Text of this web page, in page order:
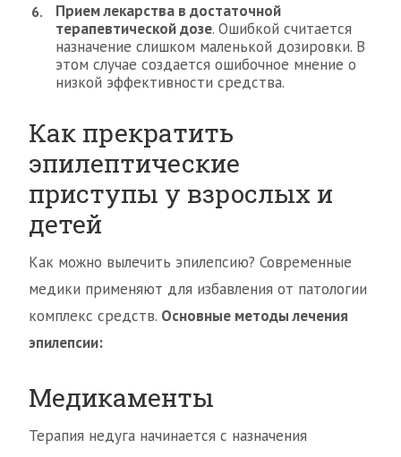
Прием лекарства в достаточной
терапевтической дозе. Ошибкой считается
назначение слишком маленькой дозировки. В
этом случае создается ошибочное мнение о
низкой эффективности средства.
Как прекратить
эпилептические
приступы у взрослых и
детей
Как можно вылечить эпилепсию? Современные
медики применяют для избавления от патологии
комплекс средств. Основные методы лечения
эпилепсии:
Медикаменты
Терапия недуга начинается с назначения